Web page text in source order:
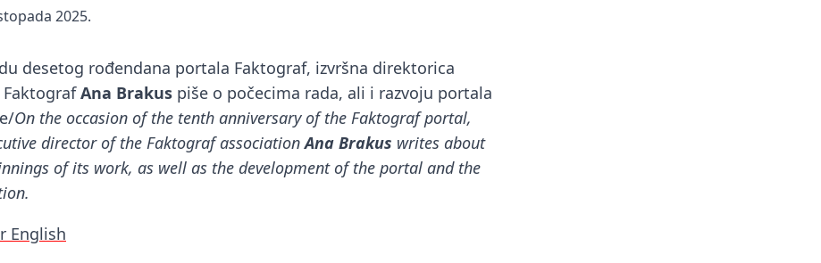
2025.
desetog rođendana portala Faktograf, izvršna direktorica
Ana Brakus piše o počecima rada, ali i razvoju portala
On the occasion of the tenth anniversary of the Faktograf portal,
director of the Faktograf associationAna Brakus writes about
of its work, as well as the development of the portal and the
English